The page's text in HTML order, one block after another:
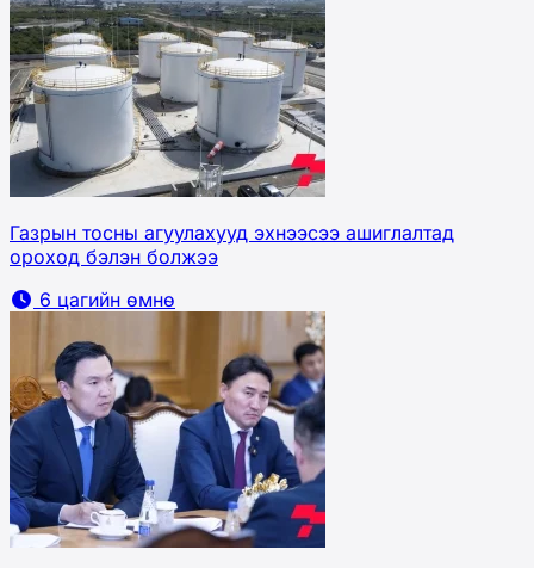
Газрын тосны агуулахууд эхнээсээ ашиглалтад
ороход бэлэн болжээ
6 цагийн өмнө